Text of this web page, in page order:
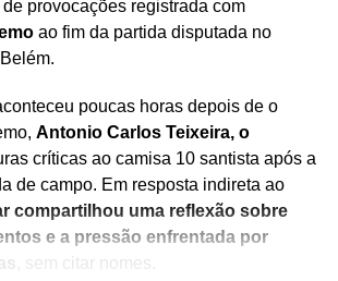
provocações registrada com
ao fim da partida disputada no
poucas horas depois de o
Antonio Carlos Teixeira, o
críticas ao camisa 10 santista após a
de campo. Em resposta indireta ao
compartilhou uma reflexão sobre
e a pressão enfrentada por
, sem citar nomes.